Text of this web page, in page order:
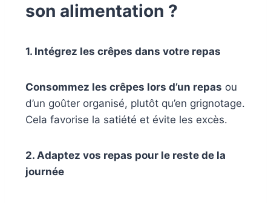
son alimentation ?
1. Intégrez les crêpes dans votre repas
Consommez les crêpes lors d’un repas ou
d’un goûter organisé, plutôt qu’en grignotage.
Cela favorise la satiété et évite les excès.
2. Adaptez vos repas pour le reste de la
journée